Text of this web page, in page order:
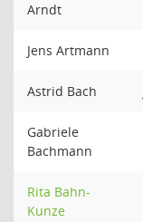
Arndt
Jens Artmann
Astrid Bach
Gabriele
Bachmann
Rita Bahn-
Kunze